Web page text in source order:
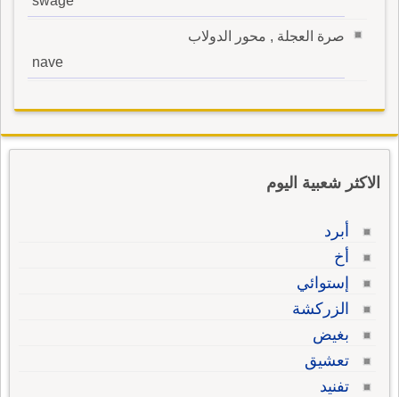
صرة العجلة , محور الدولاب
nave
الاكثر شعبية اليوم
أبرد
أخ
إستوائي
الزركشة
بغيض
تعشيق
تفنيد